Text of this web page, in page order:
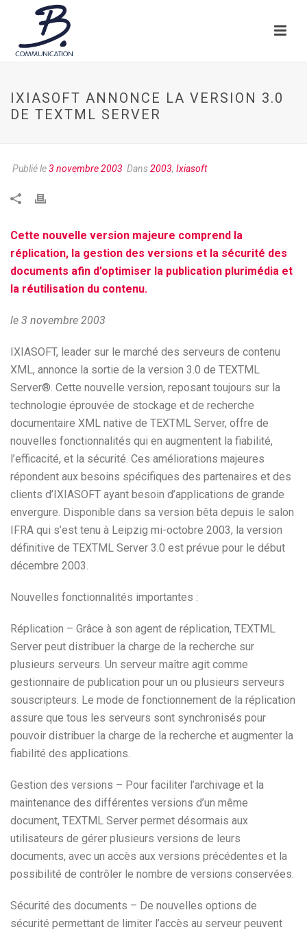
IXIASOFT ANNONCE LA VERSION 3.0
DE TEXTML SERVER
Publié le3 novembre 2003 Dans2003, Ixiasoft
Cette nouvelle version majeure comprend la
réplication, la gestion des versions et la sécurité des
documents afin d’optimiser la publication plurimédia et
la réutilisation du contenu.
le 3 novembre 2003
IXIASOFT, leader sur le marché des serveurs de contenu
XML, annonce la sortie de la version 3.0 de TEXTML
Server®. Cette nouvelle version, reposant toujours sur la
technologie éprouvée de stockage et de recherche
documentaire XML native de TEXTML Server, offre de
nouvelles fonctionnalités qui en augmentent la fiabilité,
l’efficacité, et la sécurité. Ces améliorations majeures
répondent aux besoins spécifiques des partenaires et des
clients d’IXIASOFT ayant besoin d’applications de grande
envergure. Disponible dans sa version bêta depuis le salon
IFRA qui s’est tenu à Leipzig mi-octobre 2003, la version
définitive de TEXTML Server 3.0 est prévue pour le début
décembre 2003.
Nouvelles fonctionnalités importantes :
Réplication – Grâce à son agent de réplication, TEXTML
Server peut distribuer la charge de la recherche sur
plusieurs serveurs. Un serveur maître agit comme
gestionnaire de publication pour un ou plusieurs serveurs
souscripteurs. Le mode de fonctionnement de la réplication
assure que tous les serveurs sont synchronisés pour
pouvoir distribuer la charge de la recherche et augmenter la
fiabilité des applications.
Gestion des versions – Pour faciliter l’archivage et la
maintenance des différentes versions d’un même
document, TEXTML Server permet désormais aux
utilisateurs de gérer plusieurs versions de leurs
documents, avec un accès aux versions précédentes et la
possibilité de contrôler le nombre de versions conservées.
Sécurité des documents – De nouvelles options de
sécurité permettant de limiter l’accès au serveur peuvent